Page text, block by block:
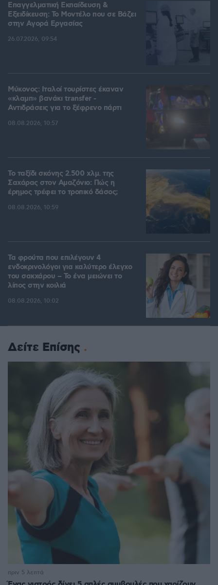
Επαγγελματική Εκπαίδευση &
Εξειδίκευση: Το Mοντέλο που σε Bάζει
στην Aγορά Eργασίας
26.07.2026, 09:54
Μύκονος: Ιταλοί τουρίστες έκαναν
«κλαμπ» βανάκι transfer -
Αντιδράσεις για το ξέφρενο πάρτι
08.08.2026, 10:57
Το ταξίδι σκόνης 2.500 χλμ. της
Σαχάρας στον Αμαζόνιο: Πώς η
έρημος τρέφει το τροπικό δάσος;
08.08.2026, 10:59
Τα φρούτα που επιλέγουν 4
ενδοκρινολόγοι για καλύτερο έλεγχο
του σακχάρου – Το ένα μειώνει το
λίπος στην κοιλιά
08.08.2026, 10:02
Δείτε Επίσης
πριν 5 λεπτά